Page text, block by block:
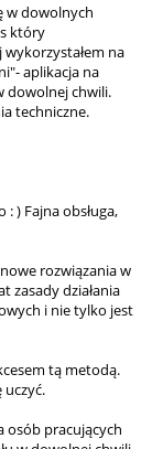
w dowolnych
który
na
aplikacja na
dowolnej chwili.
techniczne.
) Fajna obsługa,
rozwiązania w
zasady działania
i nie tylko jest
tą metodą.
uczyć.
osób pracujących